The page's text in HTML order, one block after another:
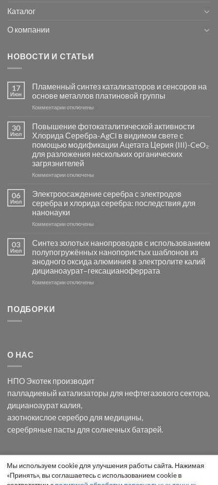
Каталог
О компании
НОВОСТИ И СТАТЬИ
17
Июн
Пламенный синтез катализаторов и сенсоров на
основе металлов платиновой группы
Комментариик
Пламенный
синтез
катализаторов
и
сенсоров
на
основе
группы
отключены
30
Июл
Повышение фотокаталитической активности
Хлорида Серебра-AgCl в видимом свете с
помощью модификации Ацетата Церия (III)-CeO₂
для разложения нескольких органических
загрязнителей
Комментариик
фотокаталитической
активности
Хлорида
Серебра-
в
видимом
свете
с
помощью
модификации
отключены
06
Июл
Электроосаждение серебра с электродов
серебра и хлорида серебра: последствия для
нанонауки
Комментариик
серебра
с
электродов
серебра
и
отключены
03
Июл
Синтез золотых нанопроводов с использованием
полупогружённых нанопористых шаблонов из
анодного оксида алюминия в электролите калий
дицианоаурат–гексацианоферрата
Комментариик
оксида
в
электролите
калий
дицианоаурат–
гексацианоферрата
отключены
ПОДБОРКИ
О НАС
НПО Экотек производит
палладиевый катализаторы для нефтегазового сектора,
дицианоаурат калия,
азотнокислое серебро для медицины,
серебряные пасты для солнечных батарей.
ООО "Экотек" 2026 ©Внимание! Все указанные сведения
приведены как справочная информация и не являются
Уведомление
о
Мы используем cookie для улучшения работы сайта. Нажимая
«Принять», вы соглашаетесь с использованием cookie в